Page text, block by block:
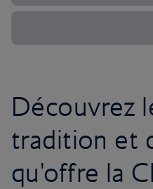
Découvrez
tradition et
qu'offre la